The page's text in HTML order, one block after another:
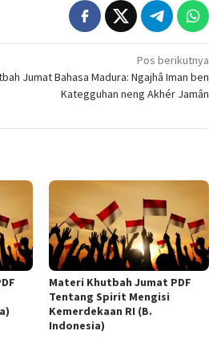
Pos berikutnya
Jumat Bahasa Madura: Ngajhâ Iman ben
Kategguhan neng Akhér Jamân
Materi Khutbah Jumat PDF
Tentang Spirit Mengisi
Kemerdekaan RI (B.
Indonesia)